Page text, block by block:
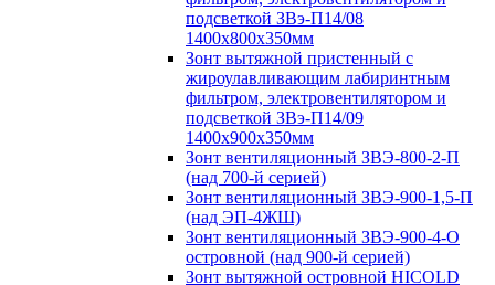
подсветкой ЗВэ-П14/08
1400х800х350мм
Зонт вытяжной пристенный с
жироулавливающим лабиринтным
фильтром, электровентилятором и
подсветкой ЗВэ-П14/09
1400х900х350мм
Зонт вентиляционный ЗВЭ-800-2-П
(над 700-й серией)
Зонт вентиляционный ЗВЭ-900-1,5-П
(над ЭП-4ЖШ)
Зонт вентиляционный ЗВЭ-900-4-О
островной (над 900-й серией)
Зонт вытяжной островной HICOLD